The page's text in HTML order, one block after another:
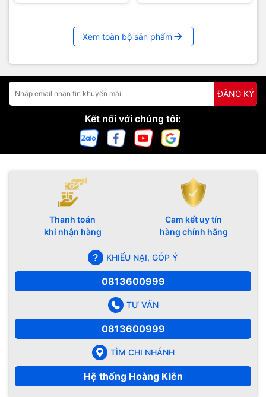
Xem toàn bộ sản phẩm
ĐĂNG KÝ
Kết nối với chúng tôi:
Thanh toán
khi nhận hàng
Cam kết uy tín
hàng chính hãng
KHIẾU NẠI, GÓP Ý
0813600999
TƯ VẤN
0813600999
TÌM CHI NHÁNH
Hệ thống Hoàng Kiên